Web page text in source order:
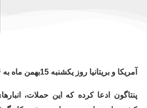
آمریکا و بریتانیا روز یکشنبه 15بهمن ماه به ۳۶ موضع حوثی‌های تحت حمایت ایران در ۱۳ نقطه در خاک یمن حمله کردند.
پنتاگون ادعا کرده که این حملات،